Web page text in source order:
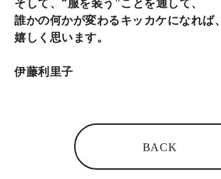
そして、“服を装う”ことを通して、
誰かの何かが変わるキッカケになれば、
嬉しく思います。
伊藤利里子
BACK